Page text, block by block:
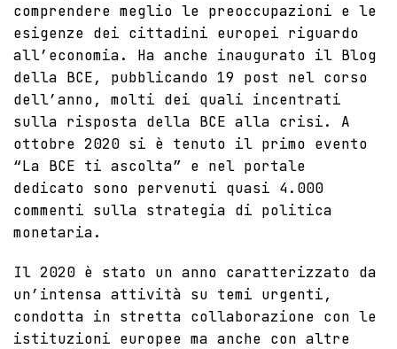
comprendere meglio le preoccupazioni e le
esigenze dei cittadini europei riguardo
all’economia. Ha anche inaugurato il Blog
della BCE, pubblicando 19 post nel corso
dell’anno, molti dei quali incentrati
sulla risposta della BCE alla crisi. A
ottobre 2020 si è tenuto il primo evento
“La BCE ti ascolta” e nel portale
dedicato sono pervenuti quasi 4.000
commenti sulla strategia di politica
monetaria.
Il 2020 è stato un anno caratterizzato da
un’intensa attività su temi urgenti,
condotta in stretta collaborazione con le
istituzioni europee ma anche con altre